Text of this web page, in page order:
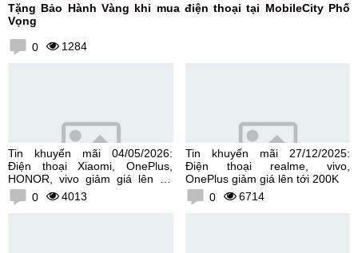
Tặng Bảo Hành Vàng khi mua điện thoại tại MobileCity Phố
Vọng
0 1284
Tin khuyến mãi 04/05/2026:
Điện thoại Xiaomi, OnePlus,
HONOR, vivo giảm giá lên tới
300K0 4013
Tin khuyến mãi 27/12/2025:
Điện thoại realme, vivo,
OnePlus giảm giá lên tới 200K
0
6714